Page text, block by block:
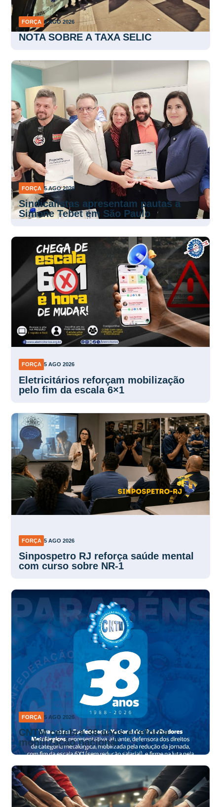
FORÇA 5 AGO 2026
NOTA SOBRE A TAXA SELIC
FORÇA 5 AGO 2026
Sindicalistas apresentam pautas a
Simone Tebet em São Paulo
FORÇA 5 AGO 2026
Eletricitários reforçam mobilização
pelo fim da escala 6×1
FORÇA 5 AGO 2026
Sinpospetro RJ reforça saúde mental
com curso sobre NR-1
FORÇA 5 AGO 2026
CNTM celebra 38 anos e reforça
mobilização nacional